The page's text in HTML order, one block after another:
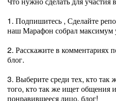
1. Подпишитесь , Сделайте
наш Марафон собрал максимум
2. Расскажите в комментариях
блог.
3. Выберите среди тех, кто так
того, кто так же ищет общения
понравившееся лицо, блог!